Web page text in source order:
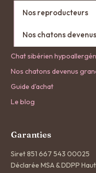
Nos reproducteurs
Nos chatons
Chat sibérien
Nos chatons devenus
Guide d'achat
Le blog
Garanties
Siret 851 667 543 00025
Déclarée MSA & DDPP